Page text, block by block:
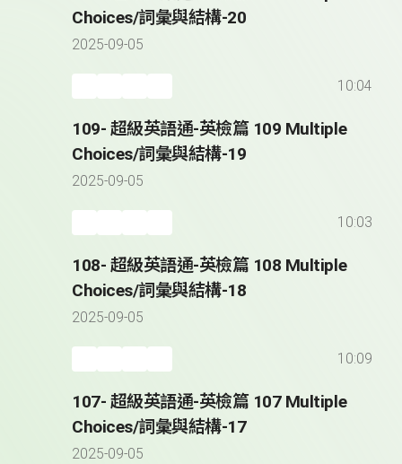
Choices/詞彙與結構-20
2025-09-05
10:04
109- 超級英語通-英檢篇 109 Multiple
Choices/詞彙與結構-19
2025-09-05
10:03
108- 超級英語通-英檢篇 108 Multiple
Choices/詞彙與結構-18
2025-09-05
10:09
107- 超級英語通-英檢篇 107 Multiple
Choices/詞彙與結構-17
2025-09-05